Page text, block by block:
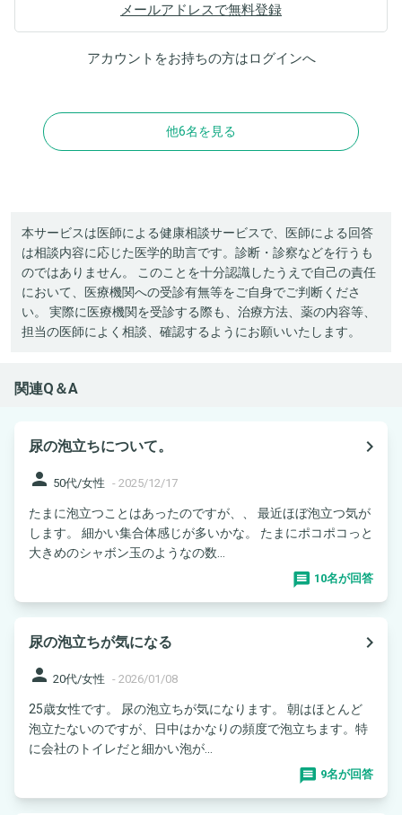
メールアドレスで無料登録
アカウントをお持ちの方はログインへ
他6名を見る
本サービスは医師による健康相談サービスで、医師による回答
は相談内容に応じた医学的助言です。診断・診察などを行うも
のではありません。 このことを十分認識したうえで自己の責任
において、医療機関への受診有無等をご自身でご判断くださ
い。 実際に医療機関を受診する際も、治療方法、薬の内容等、
担当の医師によく相談、確認するようにお願いいたします。
関連Q＆A
尿の泡立ちについて。
navigate_next
person 50代/女性 - 2025/12/17
たまに泡立つことはあったのですが、、 最近ほぼ泡立つ気が
します。 細かい集合体感じが多いかな。 たまにポコポコっと
大きめのシャボン玉のようなの数...
10名が回答
尿の泡立ちが気になる
navigate_next
person 20代/女性 - 2026/01/08
25歳女性です。 尿の泡立ちが気になります。 朝はほとんど
泡立たないのですが、日中はかなりの頻度で泡立ちます。特
に会社のトイレだと細かい泡が...
9名が回答